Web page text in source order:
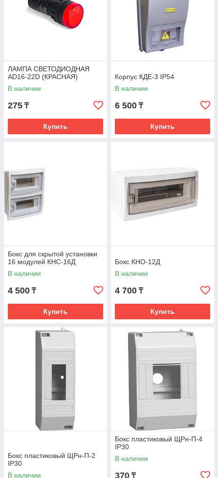
ЛАМПА СВЕТОДИОДНАЯ
AD16-22D (КРАСНАЯ)
В наличии
275 ₸
Купить
Корпус КДЕ-3 IP54
В наличии
6 500 ₸
Купить
Бокс для скрытой установки
16 модулей КНС-16Д
В наличии
4 500 ₸
Купить
Бокс КНО-12Д
В наличии
4 700 ₸
Купить
Бокс пластиковый ЩРн-П-2
IP30
В наличии
Бокс пластиковый ЩРн-П-4
IP30
В наличии
370 ₸